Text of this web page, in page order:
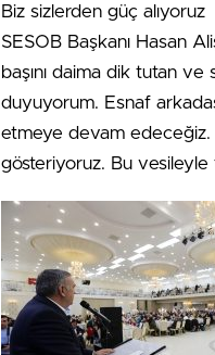
Biz sizlerden güç alıyoruz
SESOB Başkanı Hasan
başını daima dik tutan
duyuyorum. Esnaf
etmeye devam edeceğiz.
gösteriyoruz. Bu vesileyle